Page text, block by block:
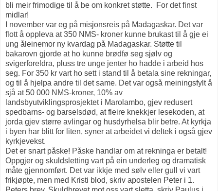
bli meir frimodige til å be om konkret støtte.
For det finst
midlar!
I november var eg på misjonsreis på Madagaskar. Det var
flott å oppleva at 350 NMS- kroner kunne brukast til å gje ei
ung åleinemor ny kvardag på Madagaskar. Støtte til
bakarovn gjorde at ho kunne brødfø seg sjølv og
svigerforeldra, pluss tre unge jenter ho hadde i arbeid hos
seg. For 350 kr vart ho sett i stand til å betala sine rekningar,
og til å hjelpa andre til det same. Det var også meiningsfylt å
sjå at 50 000 NMS-kroner, 10% av
landsbyutviklingsprosjektet i Marolambo, gjev redusert
spedbarns- og barselsdød, at fleire knekkjer lesekoden, at
jorda gjev større avlingar og husdyrhelsa blir betre. At kyrkja
i byen har blitt for liten, syner at arbeidet vi deltek i også gjev
kyrkjevekst.
Det er snart påske! Påske handlar om at rekninga er betalt!
Oppgjer og skuldsletting vart på ein underleg og dramatisk
måte gjennomført. Det var ikkje med sølv eller gull vi vart
frikjøpte, men med Kristi blod, skriv apostelen Peter i 1.